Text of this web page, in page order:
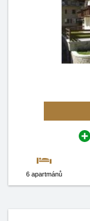
6 apartmánů